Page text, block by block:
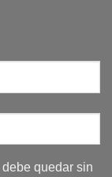
quedar sin